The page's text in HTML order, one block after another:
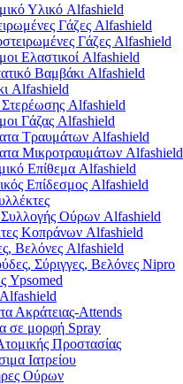
Υλικό Alfashield
Γάζες Alfashield
Γάζες Alfashield
Ελαστικοί Alfashield
Βαμβάκι Alfashield
Alfashield
Στερέωσης Alfashield
Γάζας Alfashield
Τραυμάτων Alfashield
Μικροτραυμάτων Alfashield
Eπίθεμα Alfashield
Επίδεσμος Alfashield
Συλλογής Ούρων Alfashield
Κοπράνων Alfashield
Βελόνες Alfashield
Σύριγγες, Βελόνες Nipro
Ypsomed
Ακράτειας-Attends
σε μορφή Spray
Προστασίας
Ιατρείου
Ούρων